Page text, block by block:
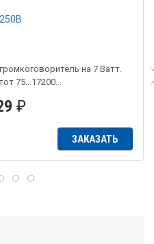
на 7 Ватт.
75…17200...
₽
ЗАКАЗАТЬ